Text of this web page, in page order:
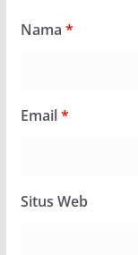
Nama *
Email*
Situs Web